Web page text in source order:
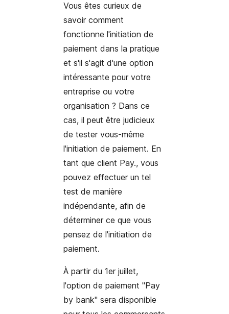
Vous êtes curieux de
savoir comment
fonctionne l'initiation de
paiement dans la pratique
et s'il s'agit d'une option
intéressante pour votre
entreprise ou votre
organisation ? Dans ce
cas, il peut être judicieux
de tester vous-même
l'initiation de paiement. En
tant que client Pay., vous
pouvez effectuer un tel
test de manière
indépendante, afin de
déterminer ce que vous
pensez de l'initiation de
paiement.
À partir du 1er juillet,
l'option de paiement "Pay
by bank" sera disponible